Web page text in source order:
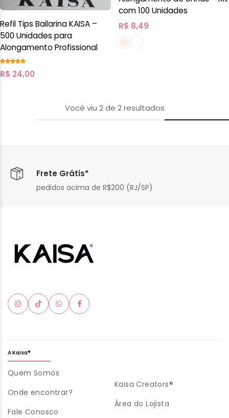
Refil Tips Bailarina KAISA –
500 Unidades para
Alongamento Profissional
R$ 24,00
com 100 Unidades
R$ 8,49
Você viu 2de 2resultados
Frete Grátis*
pedidos acima de R$200 (RJ/SP)
A Kaisa®
Quem Somos
Onde encontrar?
Fale Conosco
Kaisa Creators®
Área do Lojista